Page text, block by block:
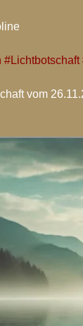
#Lichtbotschaft
vom